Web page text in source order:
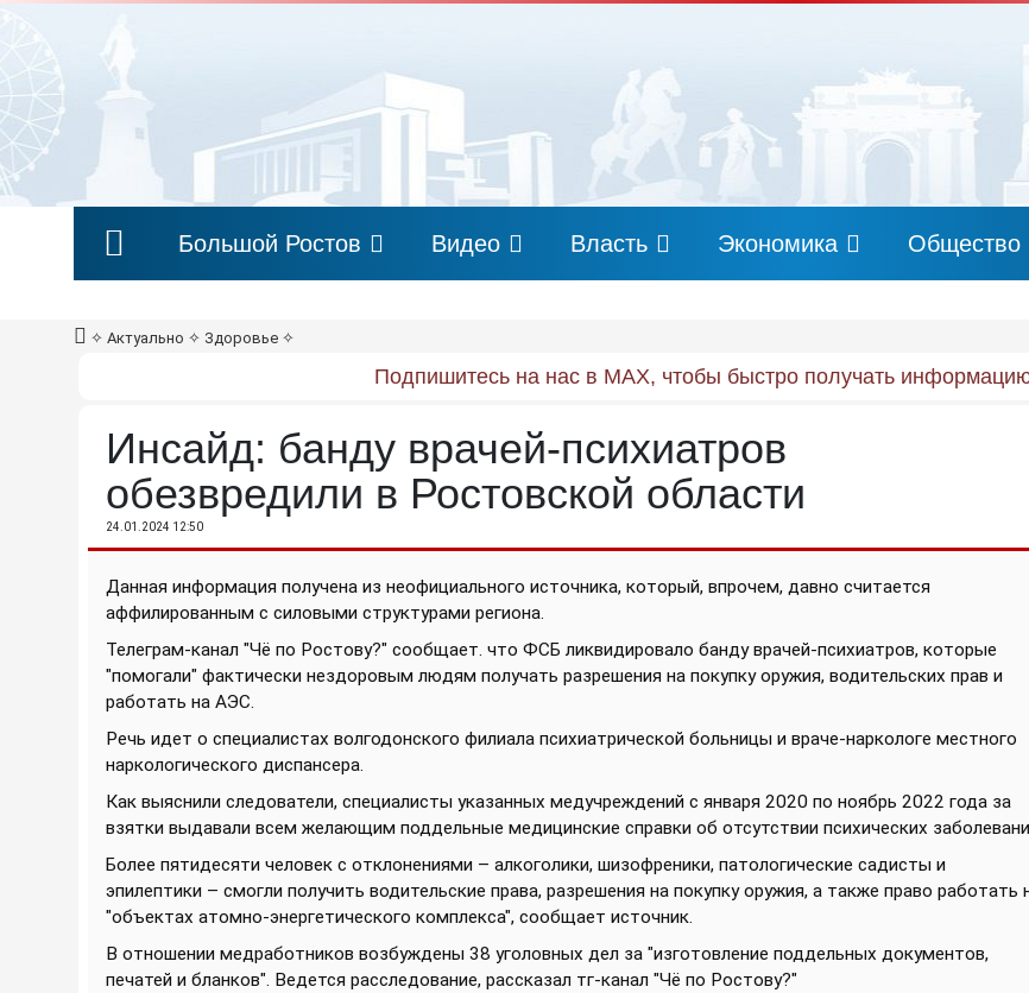
Большой Ростов Видео Власть Экономика Общество
✧ Актуально ✧ Здоровье ✧
Подпишитесь на нас в MAX, чтобы быстро получать
Инсайд: банду врачей-психиатров
обезвредили в Ростовской области
24.01.2024 12:50
Данная информация получена из неофициального источника, который, впрочем, давно считается
аффилированным с силовыми структурами региона.
Телеграм-канал "Чё по Ростову?" сообщает. что ФСБ ликвидировало банду врачей-психиатров, которые
"помогали" фактически нездоровым людям получать разрешения на покупку оружия, водительских прав и
работать на АЭС.
Речь идет о специалистах волгодонского филиала психиатрической больницы и враче-наркологе местного
наркологического диспансера.
Как выяснили следователи, специалисты указанных медучреждений с января 2020 по ноябрь 2022 года за
взятки выдавали всем желающим поддельные медицинские справки об отсутствии психических
Более пятидесяти человек с отклонениями – алкоголики, шизофреники, патологические садисты и
эпилептики – смогли получить водительские права, разрешения на покупку оружия, а также право работать
"объектах атомно-энергетического комплекса", сообщает источник.
В отношении медработников возбуждены 38 уголовных дел за "изготовление поддельных документов,
печатей и бланков". Ведется расследование, рассказал тг-канал "Чё по Ростову?"